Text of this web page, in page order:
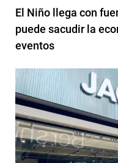
El Niño llega con
puede sacudir la
eventos